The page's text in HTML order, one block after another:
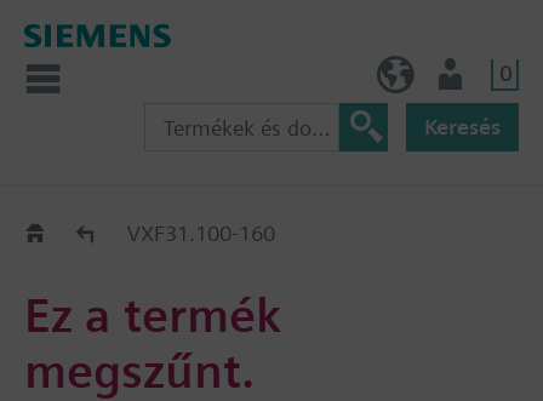
0
Keresés
Régi-Új Kiváltási segédlet
VXF31.100-160
Ez a termék
megszűnt.